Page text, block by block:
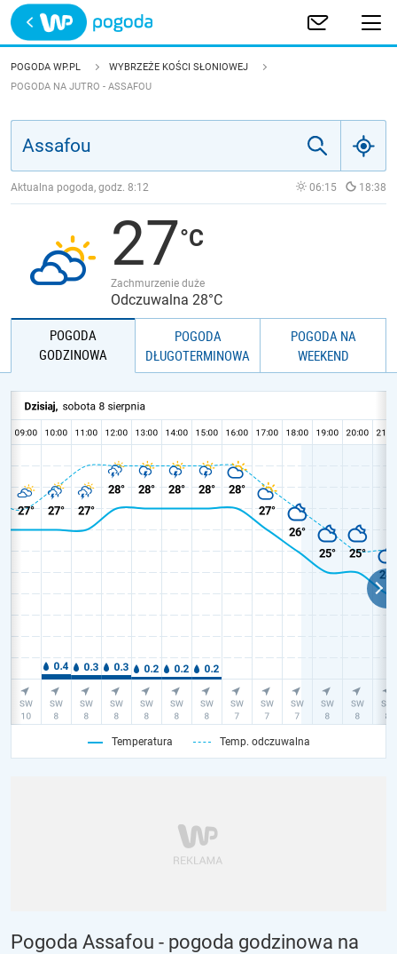
Trwa ładowanie
POLSKA
JAKOŚĆ POWIETRZA
POGODA WP.PL
WYBRZEŻE KOŚCI SŁONIOWEJ
POGODA NA JUTRO - ASSAFOU
Aktualna pogoda, godz. 8:12 06:15 18:38
27
Zachmurzenie duże
Odczuwalna 28°C
POGODA
GODZINOWA
POGODA
DŁUGOTERMINOWA
POGODA NA
WEEKEND
Temperatura Temp. odczuwalna
Pogoda Assafou - pogoda godzinowa na